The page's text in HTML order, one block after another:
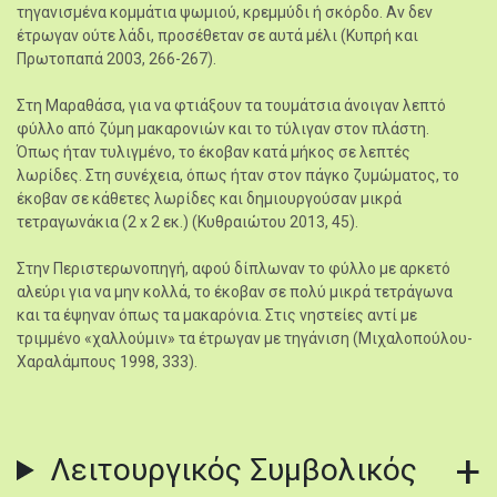
τηγανισμένα κομμάτια ψωμιού, κρεμμύδι ή σκόρδο. Αν δεν
έτρωγαν ούτε λάδι, προσέθεταν σε αυτά μέλι (Κυπρή και
Πρωτοπαπά 2003, 266-267).
Στη Μαραθάσα, για να φτιάξουν τα τουμάτσια άνοιγαν λεπτό
φύλλο από ζύμη μακαρονιών και το τύλιγαν στον πλάστη.
Όπως ήταν τυλιγμένο, το έκοβαν κατά μήκος σε λεπτές
λωρίδες. Στη συνέχεια, όπως ήταν στον πάγκο ζυμώματος, το
έκοβαν σε κάθετες λωρίδες και δημιουργούσαν μικρά
τετραγωνάκια (2 x 2 εκ.) (Κυθραιώτου 2013, 45).
Στην Περιστερωνοπηγή, αφού δίπλωναν το φύλλο με αρκετό
αλεύρι για να μην κολλά, το έκοβαν σε πολύ μικρά τετράγωνα
και τα έψηναν όπως τα μακαρόνια. Στις νηστείες αντί με
τριμμένο «χαλλούμιν» τα έτρωγαν με τηγάνιση (Μιχαλοπούλου-
Χαραλάμπους 1998, 333).
Λειτουργικός Συμβολικός